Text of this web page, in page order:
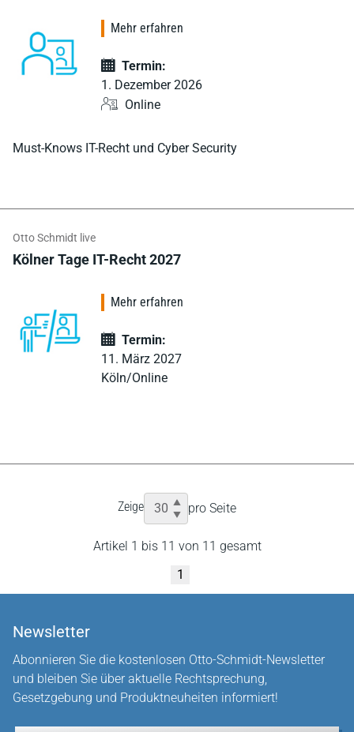
Must-Knows IT-Recht und Cyber Security
Mehr erfahren
Termin:
1. Dezember 2026
Online
Otto Schmidt live
Kölner Tage IT-Recht 2027
Mehr erfahren
Termin:
11. März 2027
Köln/Online
Zeige pro Seite
Artikel 1 bis 11 von 11 gesamt
1
Newsletter
Abonnieren Sie die kostenlosen Otto-Schmidt-Newsletter
und bleiben Sie über aktuelle Rechtsprechung,
Gesetzgebung und Produktneuheiten informiert!